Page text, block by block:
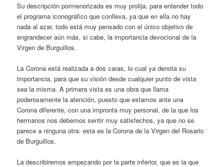
Su descripción pormenorizada es muy prolija, para entender todo
el programa iconográfico que conlleva, ya que en ella no hay
nada al azar, todo está muy pensado con el único objetivo de
engrandecer aún más, si cabe, la importancia devocional de la
Virgen de Burguillos.
La Corona está realizada a dos caras, lo cual ya denota su
importancia, para que su visión desde cualquier punto de vista
sea la misma. A primera vista es una obra que llama
poderosamente la atención, puesto que estamos ante una
Corona diferente, con una impronta muy personal, de la que los
hermanos nos debemos sentir muy satisfechos, ya que no se
parece a ninguna otra: esta es la Corona de la Virgen del Rosario
de Burguillos.
La describiremos empezando por la parte inferior, que es la que